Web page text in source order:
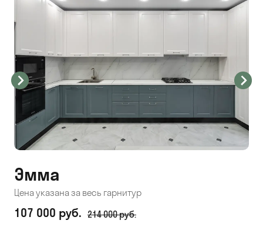
Эмма
Цена указана за весь гарнитур
107 000 руб. 214 000 руб.